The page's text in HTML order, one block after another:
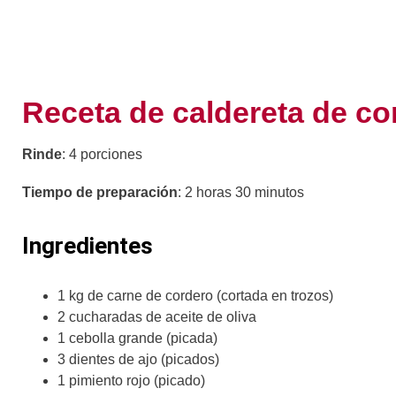
Receta de caldereta de
Rinde: 4 porciones
Tiempo de preparación: 2 horas 30 minutos
Ingredientes
1 kg de carne de cordero (cortada en trozos)
2 cucharadas de aceite de oliva
1 cebolla grande (picada)
3 dientes de ajo (picados)
1 pimiento rojo (picado)